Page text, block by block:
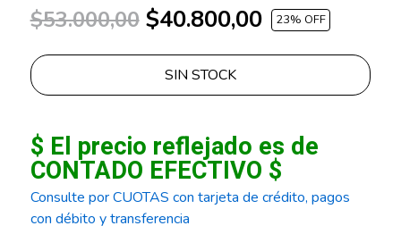
$53.000,00$40.800,00 23% OFF
SIN STOCK
$ El precio reflejado es de
CONTADO EFECTIVO $
Consulte por CUOTAS con tarjeta de crédito, pagos
con débito y transferencia